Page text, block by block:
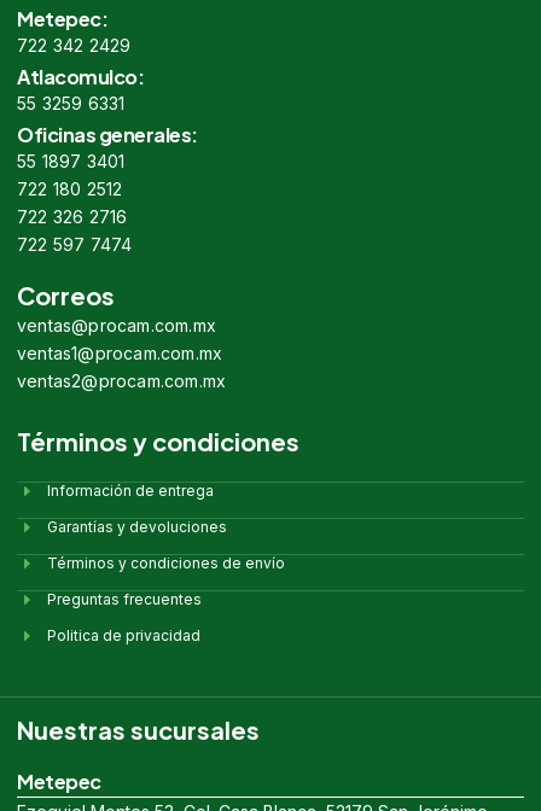
Metepec:
722 342 2429
Atlacomulco:
55 3259 6331
Oficinas generales:
55 1897 3401
722 180 2512
722 326 2716
722 597 7474
Correos
ventas@procam.com.mx
ventas1@procam.com.mx
ventas2@procam.com.mx
Términos y condiciones
Información de entrega
Garantías y devoluciones
Términos y condiciones de envío
Preguntas frecuentes
Politica de privacidad
Nuestras sucursales
Metepec